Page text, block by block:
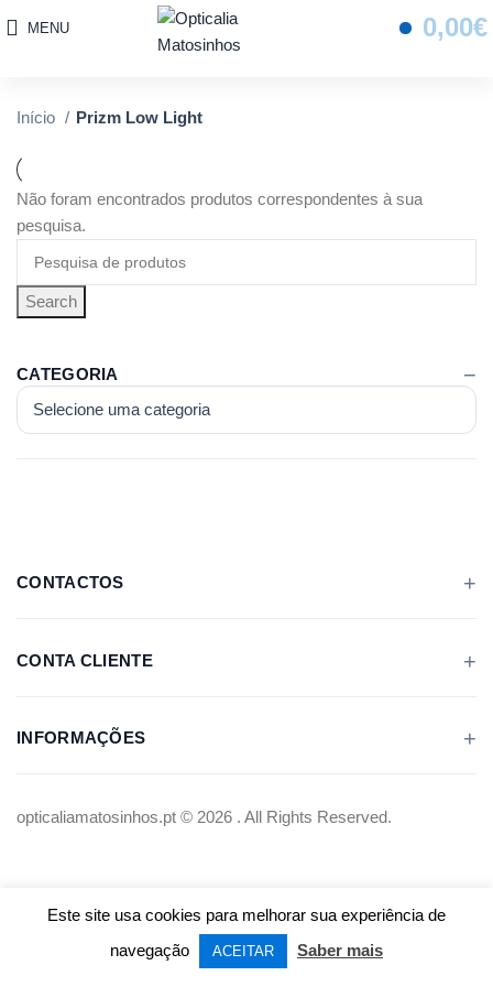
MENU 0,00€
CATEGORIA
Início Prizm Low Light
Não foram encontrados produtos correspondentes à sua
pesquisa.
Search
CONTACTOS
CONTA CLIENTE
INFORMAÇÕES
opticaliamatosinhos.pt © 2026 . All Rights Reserved.
Este site usa cookies para melhorar sua experiência de
navegação
ACEITAR Saber mais